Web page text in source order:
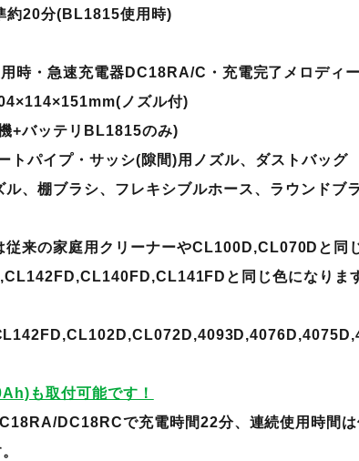
約20分(BL1815使用時)
時・急速充電器DC18RA/C・充電完了メロディ
ノズル付)
+バッテリBL1815のみ)
トパイプ・サッシ(隙間)用ノズル、ダストバッグ
、棚ブラシ、フレキシブルホース、ラウンドブ
従来の家庭用クリーナーやCL100D,CL070Dと同
と同じ色になりま
も取付可能です！
DC18RCで充電時間22分、連続使用時間